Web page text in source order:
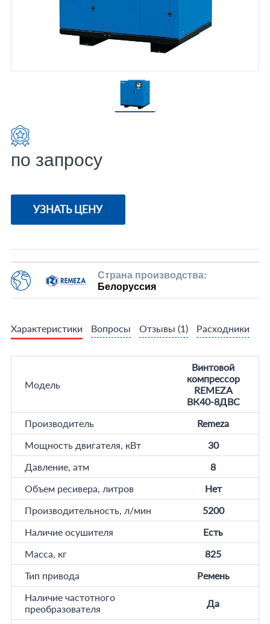
по запросу
УЗНАТЬ ЦЕНУ
Страна производства:
Белоруссия
Характеристики Вопросы Отзывы (1) Расходники
Модель
Винтовой
компрессор
REMEZA
ВК40-8ДВС
Производитель
Remeza
Мощность двигателя, кВт
30
Давление, атм
8
Объем ресивера, литров
Нет
Производительность, л/мин
5200
Наличие осушителя
Есть
Масса, кг
825
Тип привода
Ремень
Наличие частотного
преобразователя
Да